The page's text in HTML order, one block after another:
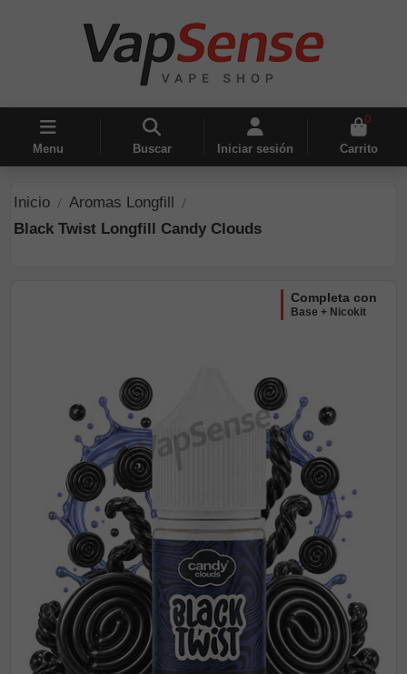
Menu Buscar Iniciar sesión
0
Carrito
Inicio
Aromas Longfill
Black Twist Longfill Candy Clouds
completa con
Base + Nicokit